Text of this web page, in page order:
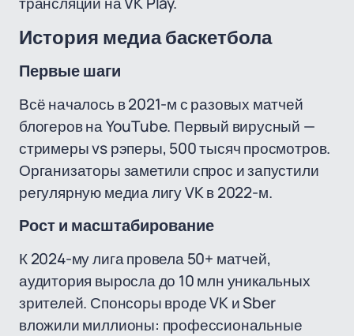
История медиа баскетбола
Первые шаги
Всё началось в 2021-м с разовых матчей
блогеров на YouTube. Первый вирусный —
стримеры vs рэперы, 500 тысяч просмотров.
Организаторы заметили спрос и запустили
регулярную медиа лигу VK в 2022-м.
Рост и масштабирование
К 2024-му лига провела 50+ матчей,
аудитория выросла до 10 млн уникальных
зрителей. Спонсоры вроде VK и Sber
вложили миллионы: профессиональные